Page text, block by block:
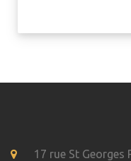
17 rue St Georges